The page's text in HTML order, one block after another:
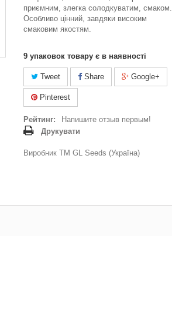
приємним, злегка солодкуватим, смаком.
Особливо цінний, завдяки високим
смаковим якостям.
9 упаковок товару є в наявності
Tweet Share Google+
Pinterest
Рейтинг:
Напишите отзыв первым!
Друкувати
Виробник ТМ GL Seeds (Україна)